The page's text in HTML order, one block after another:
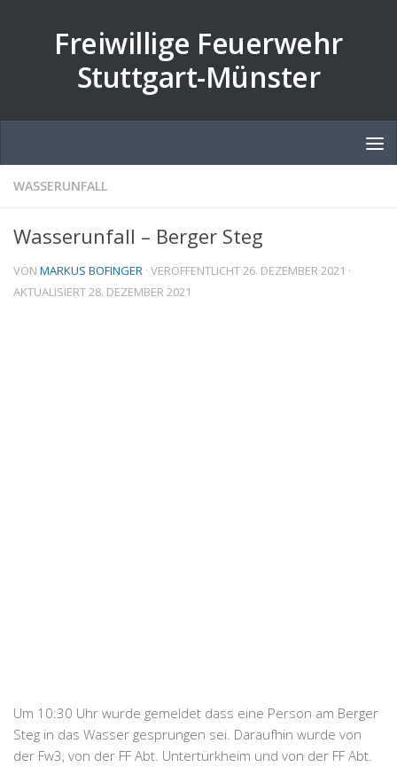
Freiwillige Feuerwehr
Stuttgart-Münster
WASSERUNFALL
Wasserunfall – Berger Steg
VON MARKUS BOFINGER · VERÖFFENTLICHT26. DEZEMBER 2021 ·
AKTUALISIERT28. DEZEMBER 2021
Um 10:30 Uhr wurde gemeldet dass eine Person am Berger
Steg in das Wasser gesprungen sei. Daraufhin wurde von
der Fw3, von der FF Abt. Untertürkheim und von der FF Abt.